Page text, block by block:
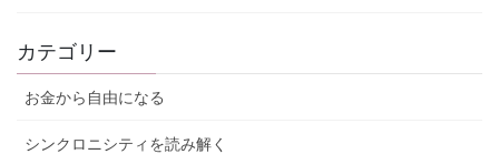
カテゴリー
お金から自由になる
シンクロニシティを読み解く